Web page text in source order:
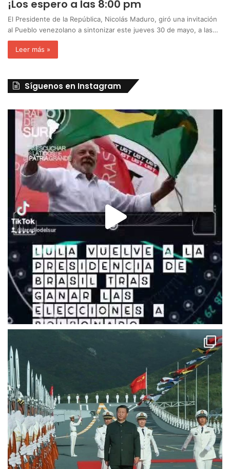
¡Los espero a las 8:00 pm
El Presidente de la República, Nicolás Maduro, giró una invitación
al Pueblo venezolano a sintonizar este jueves 30 de mayo, a las…
Leer más »
Síguenos en Instagram